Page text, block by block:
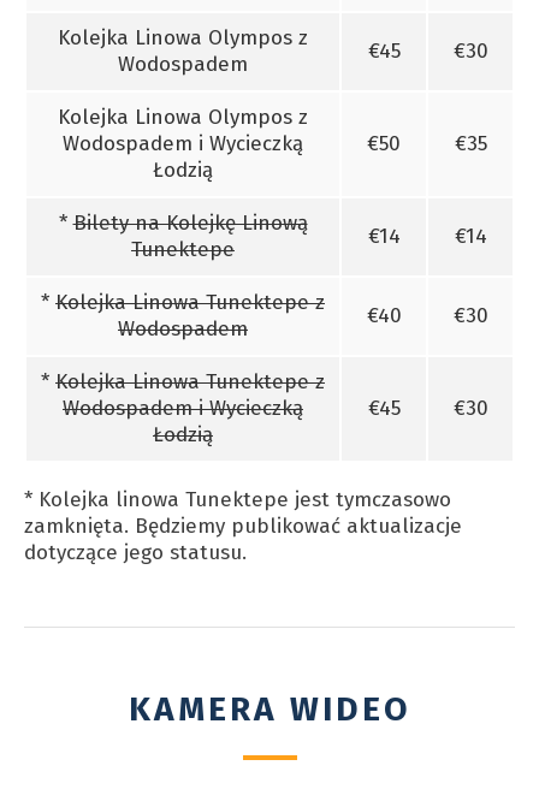
Kolejka Linowa Olympos z
Wodospadem
€45 €30
Kolejka Linowa Olympos z
Wodospadem i Wycieczką
Łodzią
€50 €35
*Bilety na Kolejkę Linową
Tunektepe
€14 €14
* Kolejka Linowa Tunektepe z
Wodospadem
€40 €30
* Kolejka Linowa Tunektepe z
Wodospadem i Wycieczką
Łodzią
€45 €30
* Kolejka linowa Tunektepe jest tymczasowo
zamknięta. Będziemy publikować aktualizacje
dotyczące jego statusu.
KAMERA WIDEO